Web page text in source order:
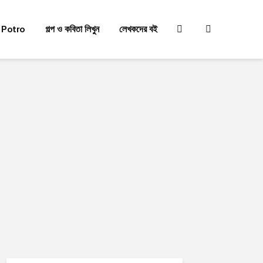
গল্প ও কবিতা লিখুন লেখকদের বই